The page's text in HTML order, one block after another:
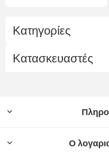
Κατηγορίες
Κατασκευαστές
Ο